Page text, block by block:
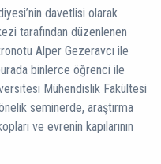
davetlisi olarak
tarafından düzenlenen
Alper Gezeravcı ile
binlerce öğrenci ile
Mühendislik Fakültesi
seminerde, araştırma
ve evrenin kapılarının